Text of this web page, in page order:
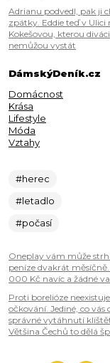
Adrianu podvedl, pak ji
zpátky. Eddie teď v Ulici
Kokešovou, kterou diváci
nemůžou vystát
DámskýDeník.cz
Domácnost
Krása
Lifestyle
Móda
Vztahy
#herec
#letadlo
#počasí
Oneplay vám může
peníze dvakrát měsíčně.
000 Kč navíc a žádné
Proti borelióze neexistuje
očkování. Jediné, co vás
správné vytáhnutí
Většina Čechů to dělá